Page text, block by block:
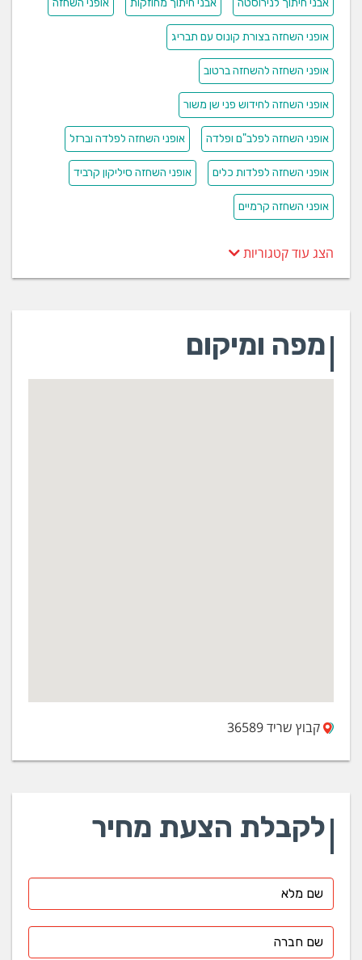
אופני השחזה בצורת קונוס עם תבריג
אופני השחזה להשחזה ברטוב
אופני השחזה לחידוש פני שן משור
אופני השחזה לפלב"ם ופלדה אופני השחזה לפלדה וברזל
אופני השחזה לפלדות כלים אופני השחזה סיליקון קרביד
אופני השחזה קרמיים
הצג עוד קטגוריות
מפה ומיקום
קבוץ שריד 36589
לקבלת הצעת מחיר